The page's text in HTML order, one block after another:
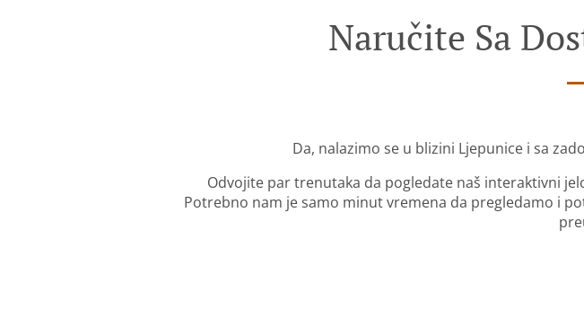
Naručite Sa
Da, nalazimo se u blizini Ljepunice i sa
Odvojite par trenutaka da pogledate naš interaktivni
Potrebno nam je samo minut vremena da pregledamo i